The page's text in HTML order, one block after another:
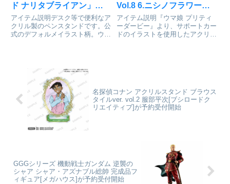
ド ナリタブライアン」を
紹介
アイテム説明デスク等で便利なア
クリル製のペンスタンドです。公
式のデフォルメイラスト柄。ウマ
ーダービー」製作委員会colleize
Vol.8 6.ニシノフラワー」
が予約受付開始
アイテム説明『ウマ娘 プリティ
ーダービー』より、サポートカー
ドのイラストを使用したアクリル
名探偵コナン アクリルスタンド ブラウス
タイルver. vol.2 服部平次[ブシロードク
リエイティブ]が予約受付開始
GGGシリーズ 機動戦士ガンダム 逆襲の
シャア シャア・アズナブル総帥 完成品フ
ィギュア[メガハウス]が予約受付開始